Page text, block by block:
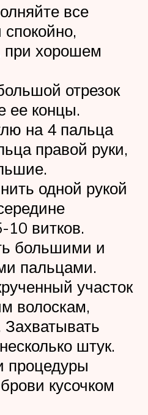
все
при хорошем
отрезок
ее концы.
на 4 пальца
правой руки,
одной рукой
10 витков.
большими и
пальцами.
участок
волоскам,
Захватывать
штук.
процедуры
кусочком